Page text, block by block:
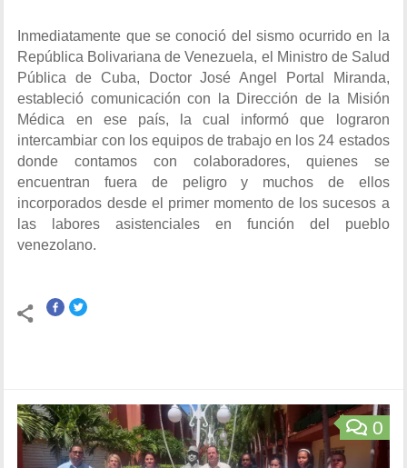
Inmediatamente que se conoció del sismo ocurrido en la
República Bolivariana de Venezuela, el Ministro de Salud
Pública de Cuba, Doctor José Angel Portal Miranda,
estableció comunicación con la Dirección de la Misión
Médica en ese país, la cual informó que lograron
intercambiar con los equipos de trabajo en los 24 estados
donde contamos con colaboradores, quienes se
encuentran fuera de peligro y muchos de ellos
incorporados desde el primer momento de los sucesos a
las labores asistenciales en función del pueblo
venezolano.
0